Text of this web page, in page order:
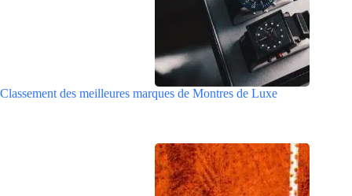
Classement des meilleures marques de Montres de Luxe